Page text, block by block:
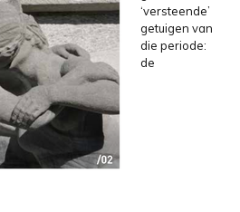
‘versteende’
getuigen van
die periode:
de